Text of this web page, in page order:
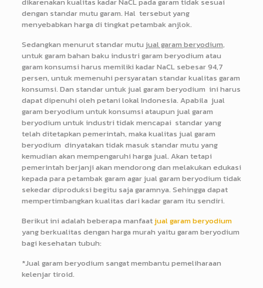
dengan standar mutu garam. Hal tersebut yang
menyebabkan harga di tingkat petambak anjlok.
Sedangkan menurut standar mutu jual garam beryodium,
untuk garam bahan baku industri garam beryodium atau
garam konsumsi harus memiliki kadar NaCL sebesar 94,7
persen, untuk memenuhi persyaratan standar kualitas garam
konsumsi. Dan standar untuk jual garam beryodium ini harus
dapat dipenuhi oleh petani lokal Indonesia. Apabila jual
garam beryodium untuk konsumsi ataupun jual garam
beryodium untuk industri tidak mencapai standar yang
telah ditetapkan pemerintah, maka kualitas jual garam
beryodium dinyatakan tidak masuk standar mutu yang
kemudian akan mempengaruhi harga jual. Akan tetapi
pemerintah berjanji akan mendorong dan melakukan edukasi
kepada para petambak garam agar jual garam beryodium tidak
sekedar diproduksi begitu saja garamnya. Sehingga dapat
mempertimbangkan kualitas dari kadar garam itu sendiri.
Berikut ini adalah beberapa manfaat jual garam beryodium
yang berkualitas dengan harga murah yaitu garam beryodium
bagi kesehatan tubuh:
*Jual garam beryodium sangat membantu pemeliharaan
kelenjar tiroid.